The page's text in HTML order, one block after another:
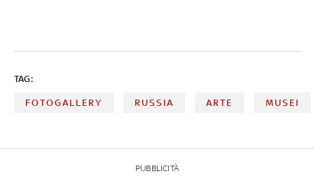
TAG:
FOTOGALLERY RUSSIA ARTE MUSEI
PUBBLICITÀ